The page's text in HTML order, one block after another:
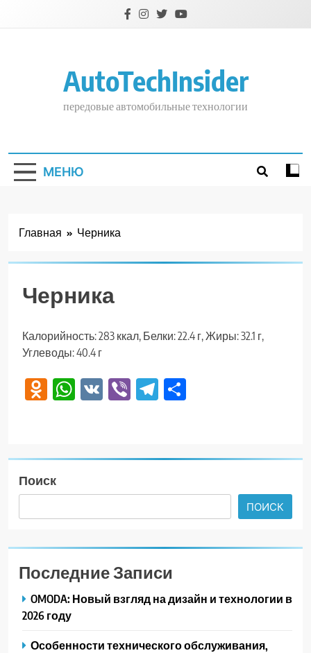
AutoTechInsider
передовые автомобильные технологии
МЕНЮ
Главная Черника
Черника
Калорийность: 283 ккал, Белки: 22.4 г, Жиры: 32.1 г,
Углеводы: 40.4 г
Odnoklassniki
WhatsApp
VK ViberTelegram
Поиск
ПОИСК
Последние Записи
OMODA: Новый взгляд на дизайн и технологии в
2026 году
Особенности технического обслуживания,